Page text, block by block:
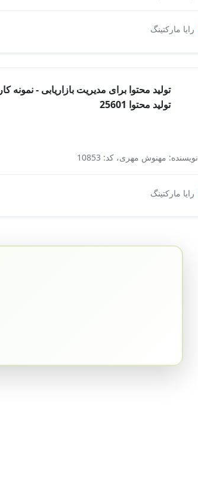
رایا مارکتینگ
تولید محتوا برای مدیریت بازاریابی - نمونه کار
تولید محتوا 25601
نویسنده: مهنوش مهری، کد: 10853
رایا مارکتینگ